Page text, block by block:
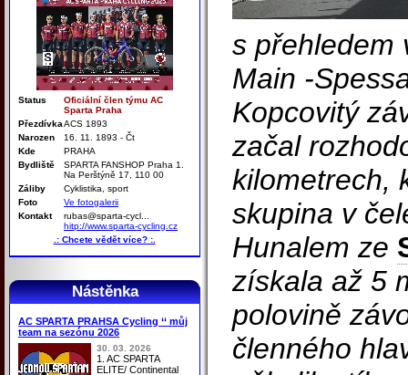
Status
Oficiální člen týmu AC
Sparta Praha
PřezdívkaACS 1893
Narozen
16. 11. 1893 - Čt
Kde
PRAHA
Bydliště
SPARTA FANSHOP Praha 1.
Na Perštýně 17, 110 00
Záliby
Cyklistika, sport
Foto
Ve fotogalerii
Kontakt
rubas@sparta-cycl...
hitp://www.sparta-cycling.cz
.: Chcete vědět více? :.
Nástěnka
AC SPARTA PRAHSA Cycling ‘‘ můj
team na sezónu 2026
30. 03. 2026
1. AC SPARTA
ELITE/ Continental
s přehledem
Main -
Kopcovitý
začal
kilometrech,
skupina v
Hunalem ze
získala až 5
polovině
členného